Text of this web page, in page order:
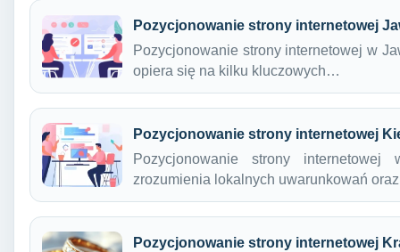
Pozycjonowanie strony internetowej
Pozycjonowanie strony internetowej w
opiera się na kilku kluczowych…
Pozycjonowanie strony internetowej
Pozycjonowanie strony
zrozumienia lokalnych uwarunkowań
Pozycjonowanie strony internetowej